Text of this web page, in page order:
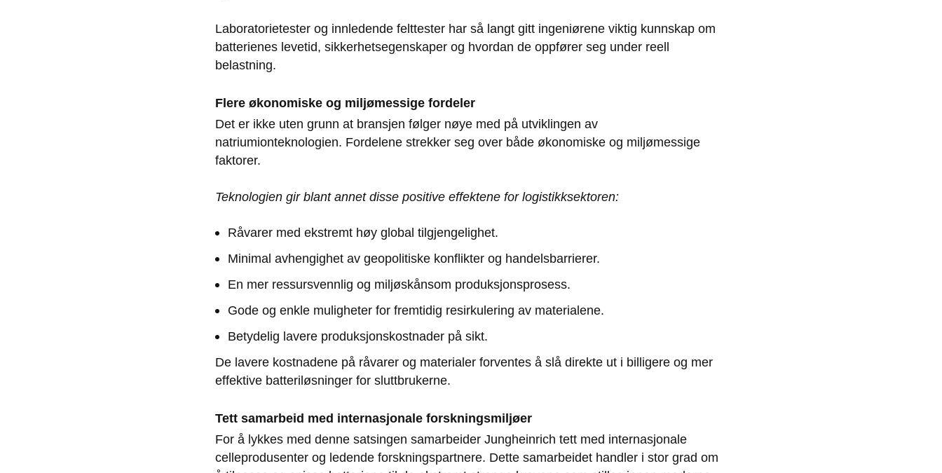
Laboratorietester og innledende felttester har så langt gitt ingeniørene viktig kunnskap om
batterienes levetid, sikkerhetsegenskaper og hvordan de oppfører seg under reell
belastning.
Flere økonomiske og miljømessige fordeler
Det er ikke uten grunn at bransjen følger nøye med på utviklingen av
natriumionteknologien. Fordelene strekker seg over både økonomiske og miljømessige
faktorer.
Teknologien gir blant annet disse positive effektene for logistikksektoren:
Råvarer med ekstremt høy global tilgjengelighet.
Minimal avhengighet av geopolitiske konflikter og handelsbarrierer.
En mer ressursvennlig og miljøskånsom produksjonsprosess.
Gode og enkle muligheter for fremtidig resirkulering av materialene.
Betydelig lavere produksjonskostnader på sikt.
De lavere kostnadene på råvarer og materialer forventes å slå direkte ut i billigere og mer
effektive batteriløsninger for sluttbrukerne.
Tett samarbeid med internasjonale forskningsmiljøer
For å lykkes med denne satsingen samarbeider Jungheinrich tett med internasjonale
celleprodusenter og ledende forskningspartnere. Dette samarbeidet handler i stor grad om